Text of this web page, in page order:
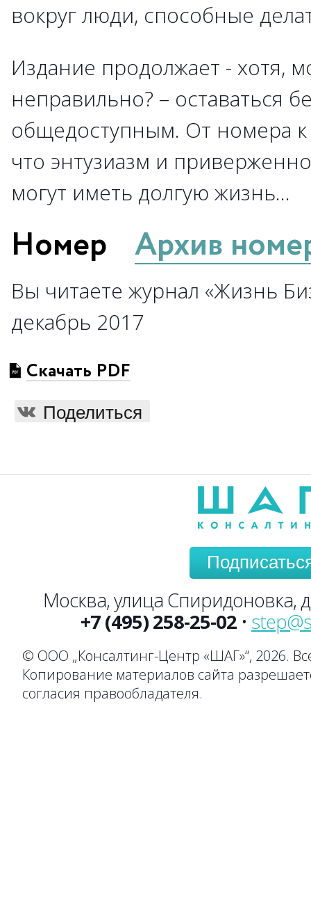
вокруг люди, способные
Издание продолжает - хотя,
неправильно? – оставаться
общедоступным. От номера к
что энтузиазм и
могут иметь долгую жизнь…
Номер Архив
Вы читаете журнал «Жизнь
декабрь 2017
Скачать PDF
Поделиться
Москва, улица Спиридоновка,
+7 (495) 258-25-02 •
© ООО „Консалтинг-Центр «ШАГ»“, 2026.
Копирование материалов сайта
согласия правообладателя.